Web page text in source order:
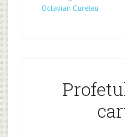
Octavian Cureteu